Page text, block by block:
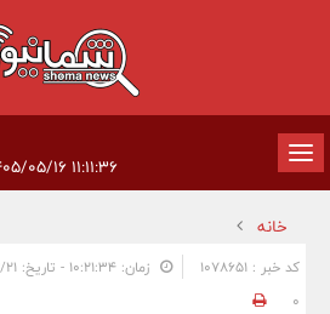
تغییر
وضعیت
ناوبری
خانه
کد خبر : 1078651 زمان: ۱۰:۲۱:۳۴ - تاریخ: ۱۴۰۲/۱۲/۲۱
0